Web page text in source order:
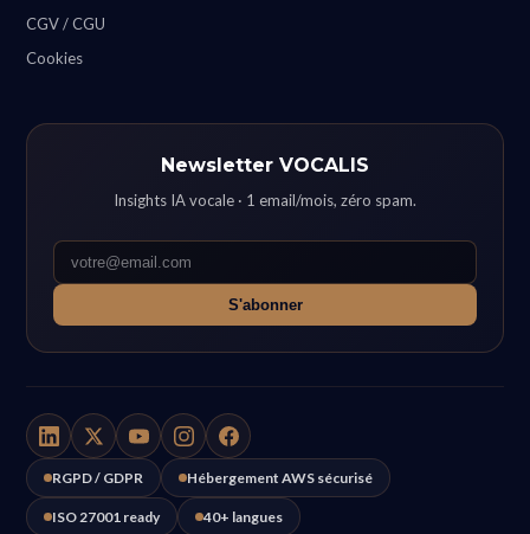
CGV / CGU
Cookies
Newsletter VOCALIS
Insights IA vocale · 1 email/mois, zéro spam.
S'abonner
RGPD / GDPR Hébergement AWS sécurisé
ISO 27001 ready 40+ langues